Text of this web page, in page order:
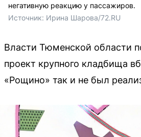
негативную реакцию у пассажиров.
Источник: Ирина Шарова/72.RU
Власти Тюменской области
проект крупного кладбища
«Рощино» так и не был